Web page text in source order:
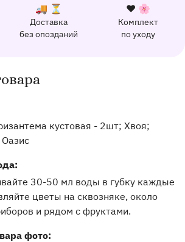
Флорео
прилагается:
Доставка
без опозданий
🚚 ⏳
Комплект
по уходу
❤️ 🌸
5.0 ⭐
и оказываемых услугах
кустовая - 2шт; Хвоя;
30-50 мл воды в губку каждые
цветы на сквозняке, около
и рядом с фруктами.
фото: